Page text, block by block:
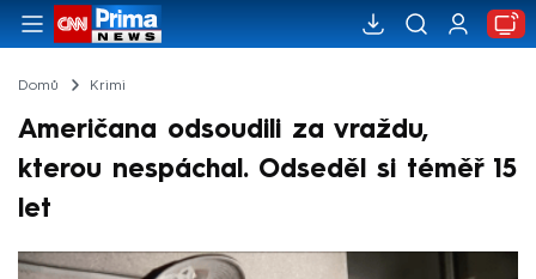
Domů Krimi
Američana odsoudili za vraždu,
kterou nespáchal. Odseděl si téměř 15
let